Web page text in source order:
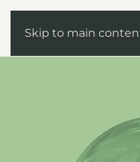
Skip to main